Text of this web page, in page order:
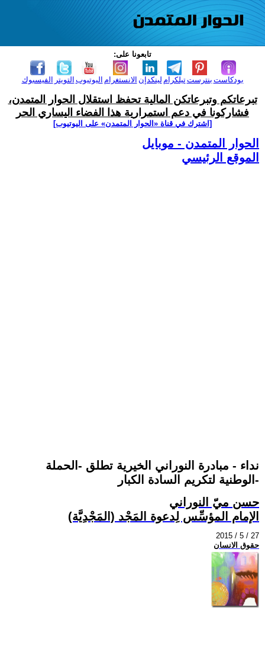
تابعونا على:
الفيسبوك التويتر اليوتيوب الانستغرام لينكدإن تيلكرامبنترست بودكاست
تبرعاتكم وتبرعاتكن المالية تحفظ استقلال الحوار المتمدن،
فشاركونا في دعم استمرارية هذا الفضاء اليساري الحر
[اشترك في قناة ‫«الحوار المتمدن» على اليوتيوب]
الحوار المتمدن - موبايل
الموقع الرئيسي
نداء - مبادرة النوراني الخيرية تطلق -الحملة
الوطنية لتكريم السادة الكبار-
حسن ميّ النوراني
الإمام المؤسِّس لِدعوة المَجْد (المَجْدِيَّة)
2015 / 5 / 27
حقوق الانسان